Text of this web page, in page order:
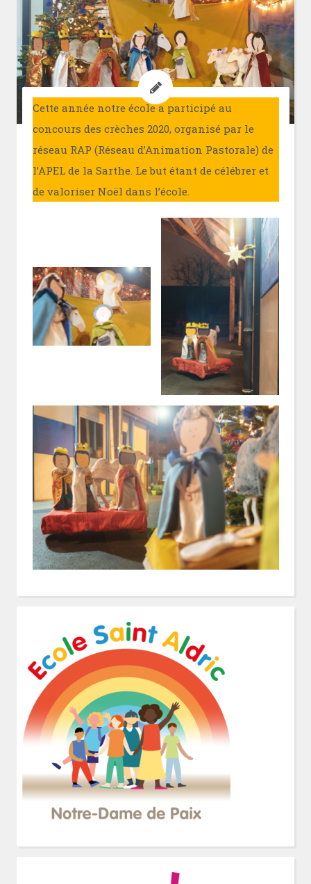
Cette année notre école a participé au
concours des crèches 2020, organisé par le
réseau RAP (Réseau d’Animation Pastorale) de
l’APEL de la Sarthe. Le but étant de célébrer et
de valoriser Noël dans l’école.